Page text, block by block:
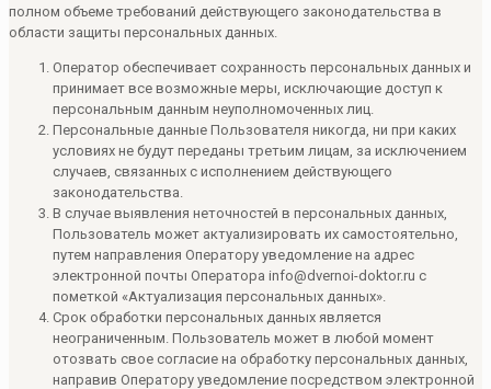
полном объеме требований действующего законодательства в
области защиты персональных данных.
Оператор обеспечивает сохранность персональных данных и
принимает все возможные меры, исключающие доступ к
персональным данным неуполномоченных лиц.
Персональные данные Пользователя никогда, ни при каких
условиях не будут переданы третьим лицам, за исключением
случаев, связанных с исполнением действующего
законодательства.
В случае выявления неточностей в персональных данных,
Пользователь может актуализировать их самостоятельно,
путем направления Оператору уведомление на адрес
электронной почты Оператора info@dvernoi-doktor.ru с
пометкой «Актуализация персональных данных».
Срок обработки персональных данных является
неограниченным. Пользователь может в любой момент
отозвать свое согласие на обработку персональных данных,
направив Оператору уведомление посредством электронной